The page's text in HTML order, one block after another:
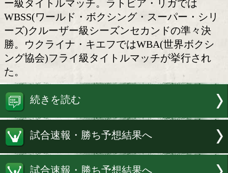
ー級トップの一角、元世界同級統一王
ン・フューリー(英国)が、WBO(世界ボ
機構)同級2位トム・シュワルツ(ドイツ)
再起戦を行った。
そして欧州では3カ国で4つの世界戦が
英国・リーズでIBF(国際ボクシング連
ー級タイトルマッチ。ラトビア・リガ
WBSS(ワールド・ボクシング・スーパ
ーズ)クルーザー級シーズンセカンドの
勝。ウクライナ・キエフではWBA(世界